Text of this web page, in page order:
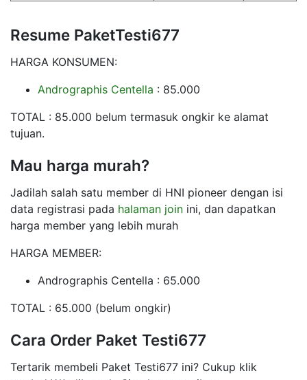
Resume PaketTesti677
HARGA KONSUMEN:
Andrographis Centella : 85.000
TOTAL : 85.000 belum termasuk ongkir ke alamat
tujuan.
Mau harga murah?
Jadilah salah satu member di HNI pioneer dengan isi
data registrasi pada halaman join ini, dan dapatkan
harga member yang lebih murah
HARGA MEMBER:
Andrographis Centella : 65.000
TOTAL : 65.000 (belum ongkir)
Cara Order Paket Testi677
Tertarik membeli Paket Testi677 ini? Cukup klik